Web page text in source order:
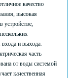
качество
высокая
устройстве,
входа и выхода.
часть
от воды системой
качественная